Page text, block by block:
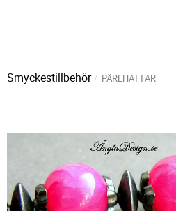
Smyckestillbehör PÄRLHATTAR